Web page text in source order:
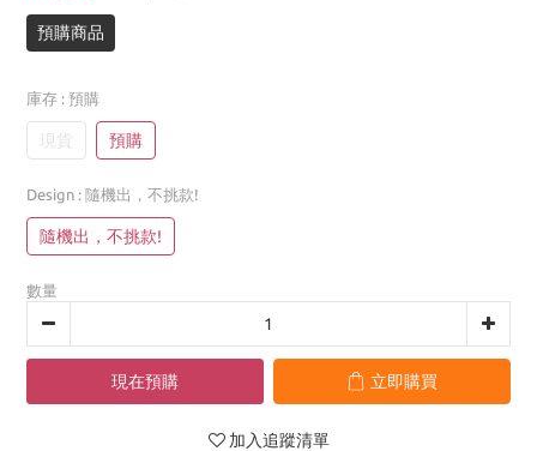
預購商品
庫存 : 預購
現貨 預購
Design : 隨機出，不挑款!
隨機出，不挑款!
數量
現在預購 立即購買
加入追蹤清單